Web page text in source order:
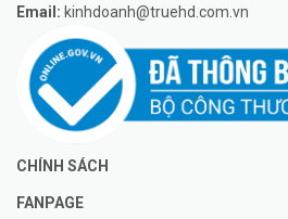
Email: kinhdoanh@truehd.com.vn
CHÍNH SÁCH
FANPAGE